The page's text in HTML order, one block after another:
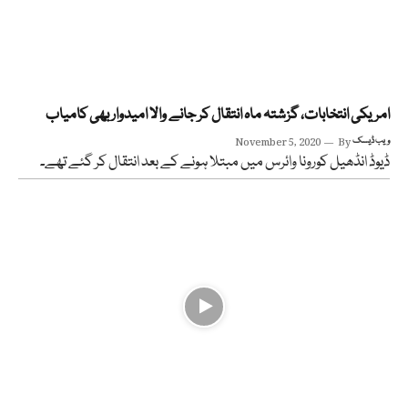
امریکی انتخابات، گزشتہ ماہ انتقال کر جانے والا امیدوار بھی کامیاب
November 5, 2020 Byویب ڈیسک
ڈیوڈ انڈھیل کورونا وائرس میں مبتلا ہونے کے بعد انتقال کر گئے تھے۔